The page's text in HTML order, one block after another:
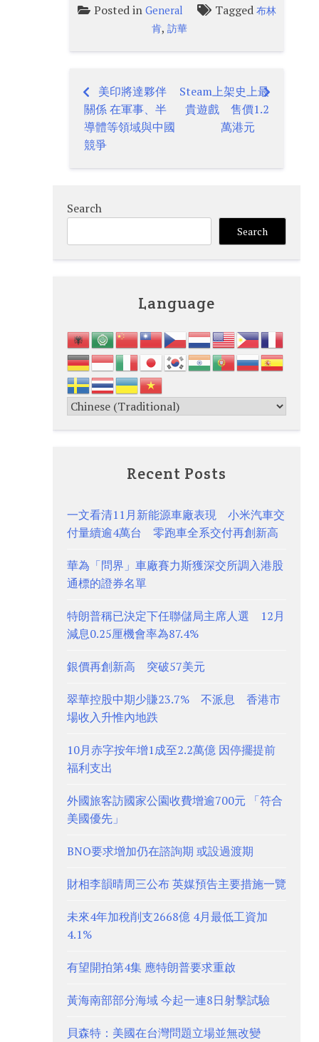
Posted in General Tagged 布林
肯,訪華
Post
navigation
美印將達夥伴
關係 在軍事、半
導體等領域與中國
競爭
Steam上架史上最
貴遊戲 售價1.2
萬港元
Search
Search
Language
Recent Posts
一文看清11月新能源車廠表現 小米汽車交
付量續逾4萬台 零跑車全系交付再創新高
華為「問界」車廠賽力斯獲深交所調入港股
通標的證券名單
特朗普稱已決定下任聯儲局主席人選 12月
減息0.25厘機會率為87.4%
銀價再創新高 突破57美元
翠華控股中期少賺23.7% 不派息 香港市
場收入升惟內地跌
10月赤字按年增1成至2.2萬億 因停擺提前
福利支出
外國旅客訪國家公園收費增逾700元 「符合
美國優先」
BNO要求增加仍在諮詢期 或設過渡期
財相李韻晴周三公布 英媒預告主要措施一覽
未來4年加稅削支2668億 4月最低工資加
4.1%
有望開拍第4集 應特朗普要求重啟
黃海南部部分海域 今起一連8日射擊試驗
貝森特：美國在台灣問題立場並無改變